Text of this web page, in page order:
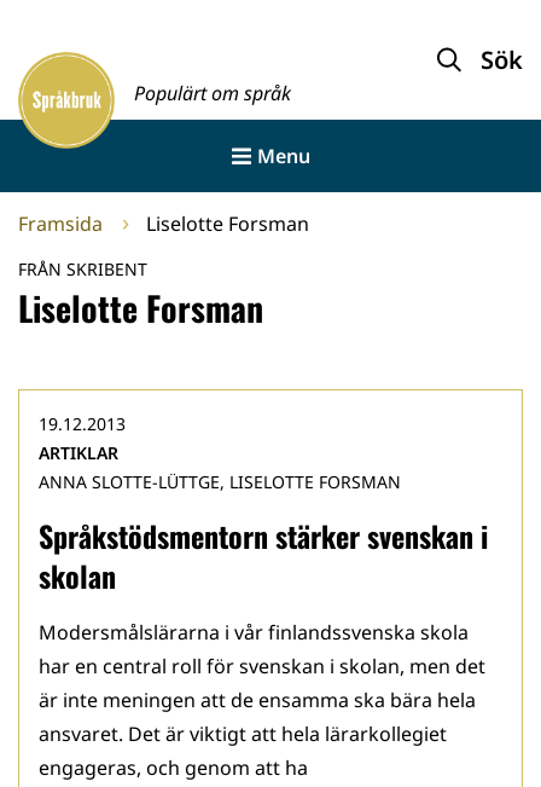
innehållet
Framsida
Populärt om språk
Sök
Menu
Framsida Liselotte Forsman
FRÅN SKRIBENT
Liselotte Forsman
Språkstödsmentorn stärker svenskan i
skolan
19.12.2013
ARTIKLAR
ANNA SLOTTE-LÜTTGE, LISELOTTE FORSMAN
Modersmålslärarna i vår finlandssvenska skola
har en central roll för svenskan i skolan, men det
är inte meningen att de ensamma ska bära hela
ansvaret. Det är viktigt att hela lärarkollegiet
engageras, och genom att ha